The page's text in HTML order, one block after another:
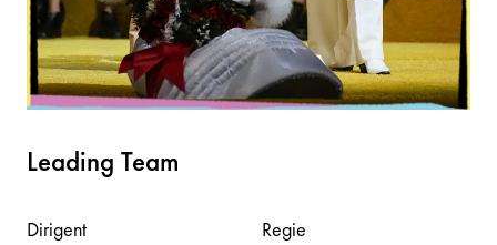
Leading Team
Dirigent
Regie